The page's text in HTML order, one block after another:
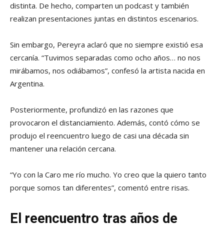
distinta. De hecho, comparten un podcast y también
realizan presentaciones juntas en distintos escenarios.
Sin embargo, Pereyra aclaró que no siempre existió esa
cercanía. “Tuvimos separadas como ocho años… no nos
mirábamos, nos odiábamos”, confesó la artista nacida en
Argentina.
Posteriormente, profundizó en las razones que
provocaron el distanciamiento. Además, contó cómo se
produjo el reencuentro luego de casi una década sin
mantener una relación cercana.
“Yo con la Caro me río mucho. Yo creo que la quiero tanto
porque somos tan diferentes”, comentó entre risas.
El reencuentro tras años de